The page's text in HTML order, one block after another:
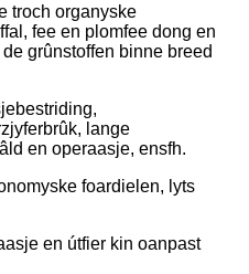
troch organyske
fee en plomfee dong en
grûnstoffen binne breed
lange
en operaasje, ensfh.
foardielen, lyts
en útfier kin oanpast